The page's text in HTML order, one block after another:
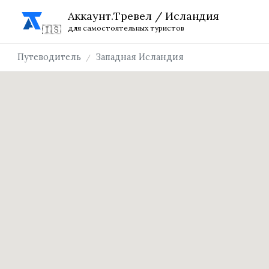
Аккаунт.Тревел / Исландия
для самостоятельных туристов
Путеводитель Западная Исландия